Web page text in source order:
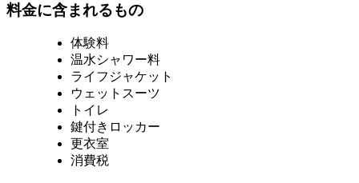
料金に含まれるもの
体験料
温水シャワー料
ライフジャケット
ウェットスーツ
トイレ
鍵付きロッカー
更衣室
消費税